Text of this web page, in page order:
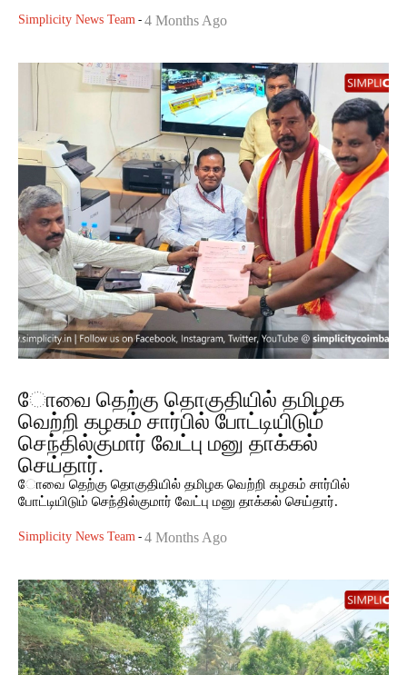
Simplicity News Team - 4 Months Ago
ோவை தெற்கு தொகுதியில் தமிழக
வெற்றி கழகம் சார்பில் போட்டியிடும்
செந்தில்குமார் வேட்பு மனு தாக்கல்
செய்தார்.
ோவை தெற்கு தொகுதியில் தமிழக வெற்றி கழகம் சார்பில்
போட்டியிடும் செந்தில்குமார் வேட்பு மனு தாக்கல் செய்தார்.
Simplicity News Team - 4 Months Ago